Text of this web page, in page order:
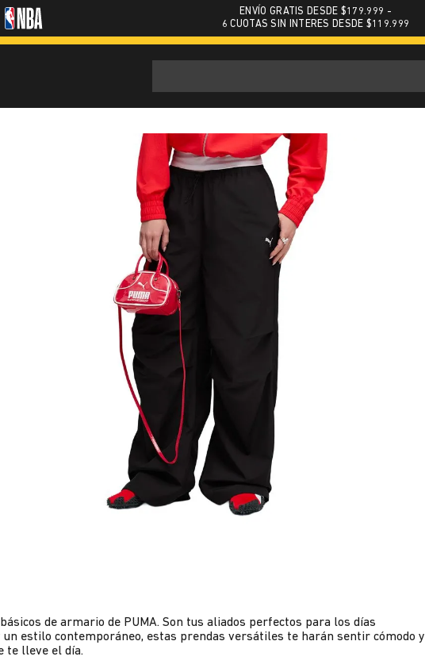
ENVÍO GRATIS DESDE $179.999 -
6 CUOTAS SIN INTERES DESDE $119.999
de armario de PUMA. Son tus aliados perfectos para los días
un estilo contemporáneo, estas prendas versátiles te harán sentir cómodo y
te lleve el día.